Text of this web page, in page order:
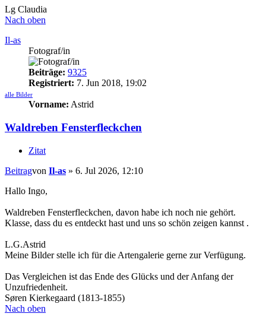
Lg Claudia
Nach oben
Il-as
Fotograf/in
Beiträge: 9325
Registriert: 7. Jun 2018, 19:02
alle Bilder
Vorname: Astrid
Waldreben Fensterfleckchen
Zitat
Beitragvon Il-as » 6. Jul 2026, 12:10
Hallo Ingo,
Waldreben Fensterfleckchen, davon habe ich noch nie gehört.
Klasse, dass du es entdeckt hast und uns so schön zeigen kannst .
L.G.Astrid
Meine Bilder stelle ich für die Artengalerie gerne zur Verfügung.
Das Vergleichen ist das Ende des Glücks und der Anfang der
Unzufriedenheit.
Søren Kierkegaard (1813-1855)
Nach oben